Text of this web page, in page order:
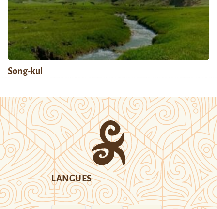
Song-kul
LANGUES